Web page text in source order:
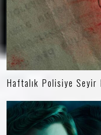
Haftalık Polisiye Seyir